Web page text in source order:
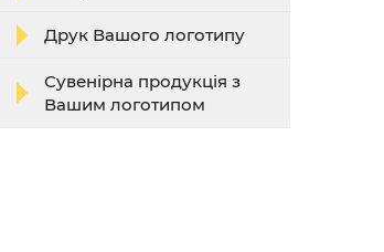
Друк Вашого логотипу
Сувенірна продукція з
Вашим логотипом